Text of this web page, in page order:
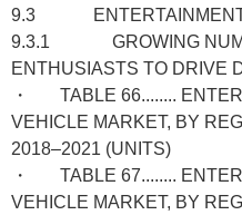
9.3
9.3.1 GROWING
ENTHUSIASTS TO DRIVE
・ TABLE 66........
VEHICLE MARKET, BY
2018–2021 (UNITS)
・ TABLE 67........
VEHICLE MARKET, BY